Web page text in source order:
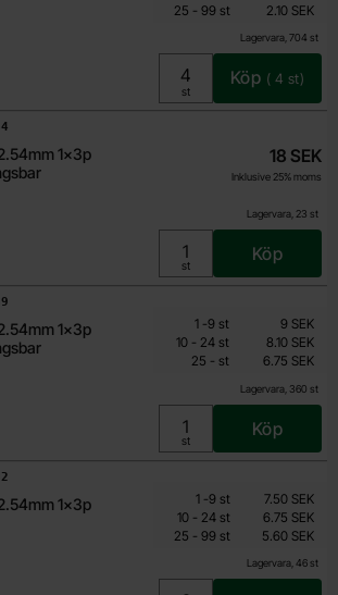
Lagervara, 704 st
Inklusive 25% moms
Enhet:
st
Köp ( 4 st)
25 - till
99 st 2.10 SEK
1x3p
Lagervara, 23 st
18 SEK
Inklusive 25% moms
Enhet:
st
Köp
1x3p
Lagervara, 360 st
Från
6.75 SEK
Inklusive 25% moms
Enhet:
st
Köp
Mängdrabatt
Pris /st
1 -till
9 st
9 SEK
10 - till
24 st
8.10 SEK
25 - till
st 6.75 SEK
1x3p
Lagervara, 46 st
Från
4.50 SEK
Inklusive 25% moms
Mängdrabatt
Pris /st
1 -till
9 st
7.50 SEK
10 - till
24 st
6.75 SEK
25 - till
99 st 5.60 SEK